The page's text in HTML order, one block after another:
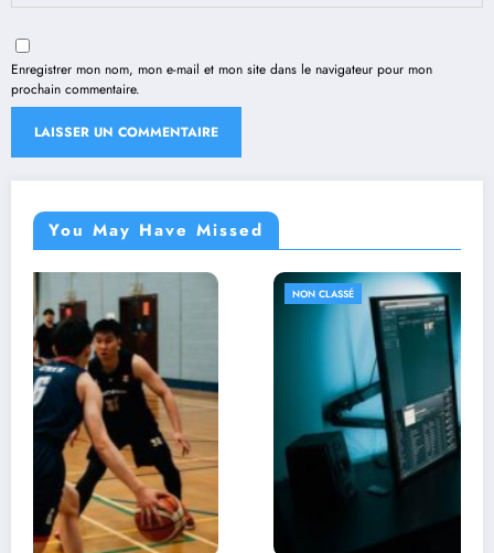
Enregistrer mon nom, mon e-mail et mon site dans le navigateur pour mon
prochain commentaire.
You May Have Missed
NON CLASSÉ